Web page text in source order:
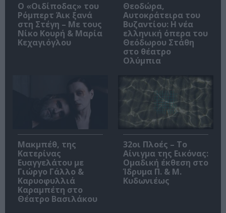
O «Οιδίποδας» του
Ρόμπερτ Άικ ξανά
στη Στέγη – Με τους
Νίκο Κουρή & Μαρία
Κεχαγιόγλου
Θεοδώρα,
Αυτοκράτειρα του
Βυζαντίου: Η νέα
ελληνική όπερα του
Θεόδωρου Στάθη
στο θέατρο
Ολύμπια
Μακμπέθ, της
Κατερίνας
Ευαγγελάτου με
Γιώργο Γάλλο &
Καρυοφυλλιά
Καραμπέτη στο
Θέατρο Βασιλάκου
32οι Πλοές – Το
Αίνιγμα της Εικόνας:
Ομαδική έκθεση στο
Ίδρυμα Π. & Μ.
Κυδωνιέως